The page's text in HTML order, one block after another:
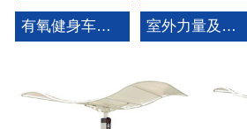
有氧健身车矩阵系列 室外力量及拓展系列